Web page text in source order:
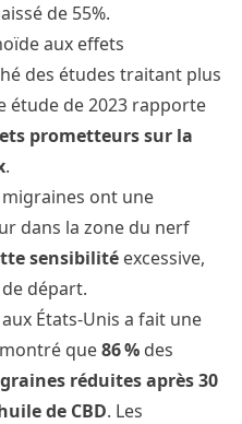
de 55%.
aux effets
des études traitant plus
étude de 2023 rapporte
prometteurs sur la
.
ont une
dans la zone du nerf
sensibilité excessive,
départ.
États-Unis a fait une
que86 % des
réduitesaprès 30
de CBD. Les